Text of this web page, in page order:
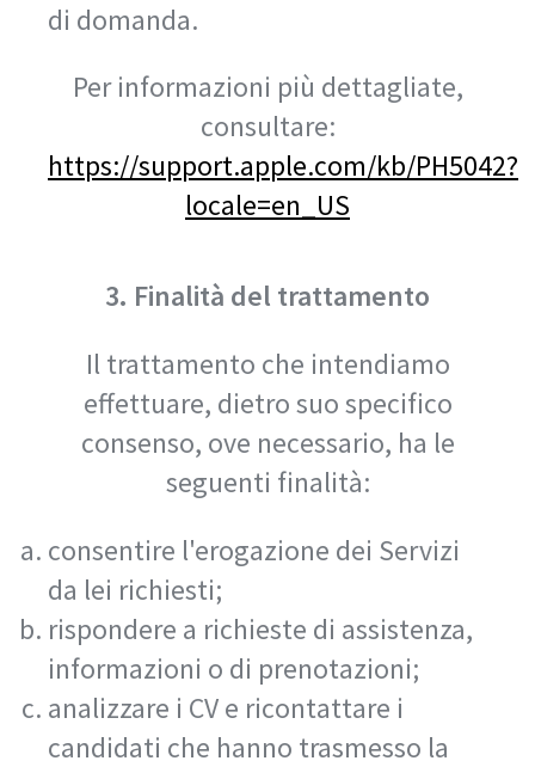
di domanda.
Per informazioni più dettagliate,
consultare:
https://support.apple.com/kb/PH5042?
locale=en_US
3. Finalità del trattamento
Il trattamento che intendiamo
effettuare, dietro suo specifico
consenso, ove necessario, ha le
seguenti finalità:
consentire l'erogazione dei Servizi
da lei richiesti;
rispondere a richieste di assistenza,
informazioni o di prenotazioni;
analizzare i CV e ricontattare i
candidati che hanno trasmesso la